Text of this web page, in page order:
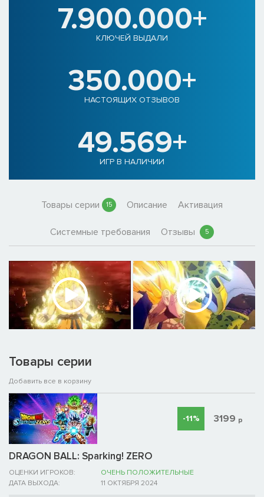
7.900.000+
КЛЮЧЕЙ ВЫДАЛИ
350.000+
НАСТОЯЩИХ ОТЗЫВОВ
49.569+
ИГР В НАЛИЧИИ
Товары серии 15 Описание Активация
Системные требования Отзывы 5
Товары серии
Добавить все в корзину
DRAGON BALL: Sparking! ZERO
ОЦЕНКИ ИГРОКОВ:
ОЧЕНЬ ПОЛОЖИТЕЛЬНЫЕ
ДАТА ВЫХОДА:
11 ОКТЯБРЯ 2024
-11% 3199 р